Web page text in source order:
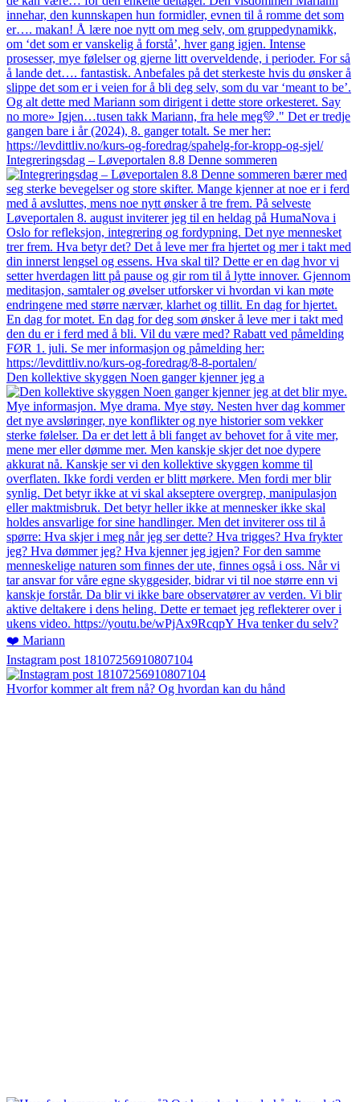
Integreringsdag – Løveportalen 8.8 Denne sommeren
Den kollektive skyggen Noen ganger kjenner jeg a
Instagram post 18107256910807104
Hvorfor kommer alt frem nå? Og hvordan kan du hånd